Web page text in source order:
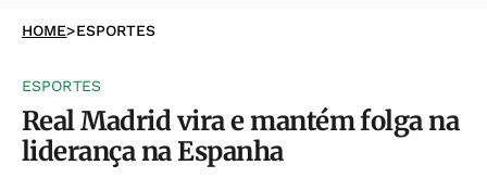
HOME>ESPORTES
ESPORTES
Real Madrid vira e mantém folga na
liderança na Espanha